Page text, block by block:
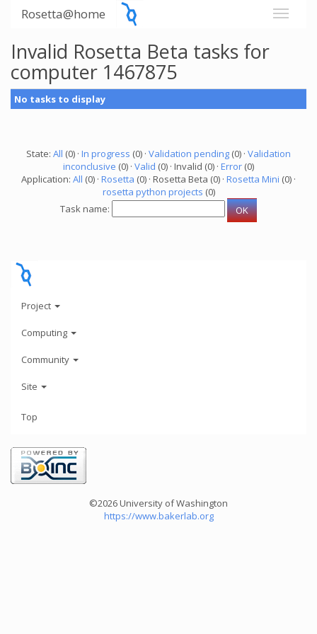
Rosetta@home
Invalid Rosetta Beta tasks for
computer 1467875
No tasks to display
State: All (0) · In progress (0) · Validation pending (0) · Validation
inconclusive (0) · Valid (0) · Invalid (0) · Error (0)
Application: All (0) · Rosetta (0) · Rosetta Beta (0) · Rosetta Mini (0) ·
rosetta python projects (0)
Task name:
Project
Computing
Community
Site
Top
©2026 University of Washington
https://www.bakerlab.org